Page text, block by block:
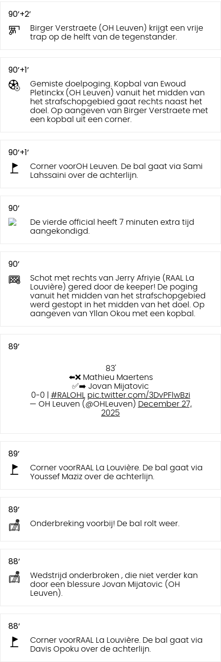
90’+2’
Birger Verstraete (OH Leuven) krijgt een vrije
trap op de helft van de tegenstander.
90’+1’
Gemiste doelpoging. Kopbal van Ewoud
Pletinckx (OH Leuven) vanuit het midden van
het strafschopgebied gaat rechts naast het
doel. Op aangeven van Birger Verstraete met
een kopbal uit een corner.
90’+1’
Corner voorOH Leuven. De bal gaat via Sami
Lahssaini over de achterlijn.
90’
De vierde official heeft 7 minuten extra tijd
aangekondigd.
90’
Schot met rechts van Jerry Afriyie (RAAL La
Louvière) gered door de keeper! De poging
vanuit het midden van het strafschopgebied
werd gestopt in het midden van het doel. Op
aangeven van Yllan Okou met een kopbal.
89’
83'
⬅️❌ Mathieu Maertens
✅➡️ Jovan Mijatovic
0-0 | #RALOHL
pic.twitter.com/3DvPFlwBzi
— OH Leuven (@OHLeuven) December 27,
2025
89’
Corner voorRAAL La Louvière. De bal gaat via
Youssef Maziz over de achterlijn.
89’
Onderbreking voorbij! De bal rolt weer.
88’
Wedstrijd onderbroken , die niet verder kan
door een blessure Jovan Mijatovic (OH
Leuven).
88’
Corner voorRAAL La Louvière. De bal gaat via
Davis Opoku over de achterlijn.